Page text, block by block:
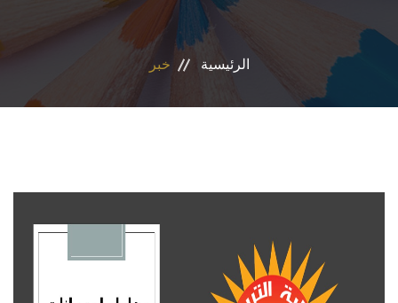
الرئيسية خبر